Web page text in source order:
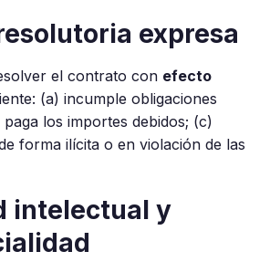
expresa
el contrato con efecto
(a) incumple obligaciones
los importes debidos; (c)
forma ilícita o en violación de las
intelectual y